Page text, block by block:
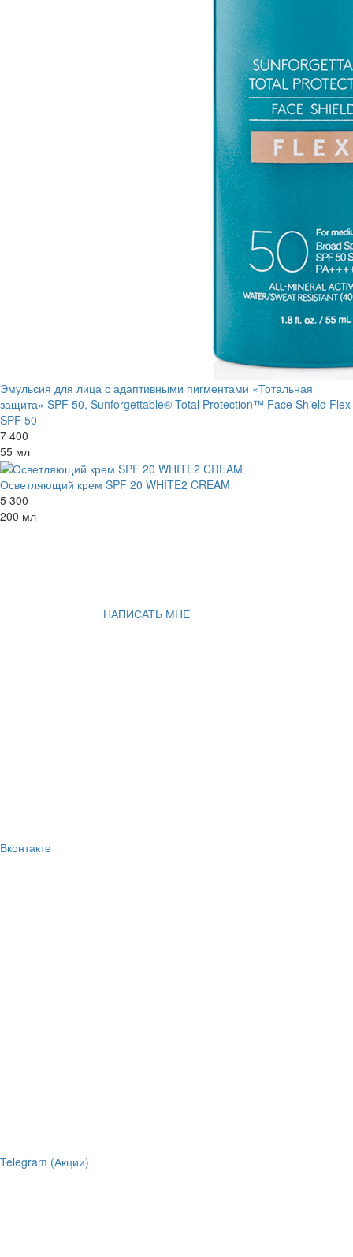
Эмульсия для лица с адаптивными пигментами «Тотальная
защита» SPF 50, Sunforgettable® Total Protection™ Face Shield Flex
SPF 50
7 400
55 мл
Осветляющий крем SPF 20 WHITE2 CREAM
5 300
200 мл
НАПИСАТЬ МНЕ
Вконтакте
Telegram (Акции)